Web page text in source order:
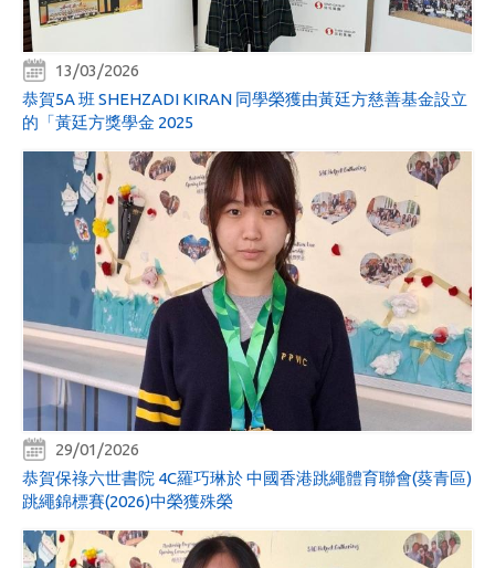
13/03/2026
恭賀5A 班 SHEHZADI KIRAN 同學榮獲由黃廷方慈善基金設立
的「黃廷方獎學金 2025
29/01/2026
恭賀保祿六世書院 4C羅巧琳於 中國香港跳繩體育聯會(葵青區)
跳繩錦標賽(2026)中榮獲殊榮